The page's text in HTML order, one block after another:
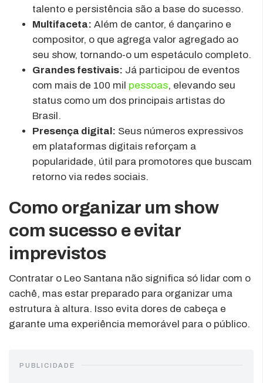
talento e persistência são a base do sucesso.
Multifaceta: Além de cantor, é dançarino e
compositor, o que agrega valor agregado ao
seu show, tornando-o um espetáculo completo.
Grandes festivais: Já participou de eventos
com mais de 100 mil pessoas, elevando seu
status como um dos principais artistas do
Brasil.
Presença digital: Seus números expressivos
em plataformas digitais reforçam a
popularidade, útil para promotores que buscam
retorno via redes sociais.
Como organizar um show
com sucesso e evitar
imprevistos
Contratar o Leo Santana não significa só lidar com o
cachê, mas estar preparado para organizar uma
estrutura à altura. Isso evita dores de cabeça e
garante uma experiência memorável para o público.
PUBLICIDADE